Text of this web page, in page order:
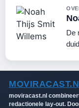
De
moviracast.nl
redactionele lay-out.